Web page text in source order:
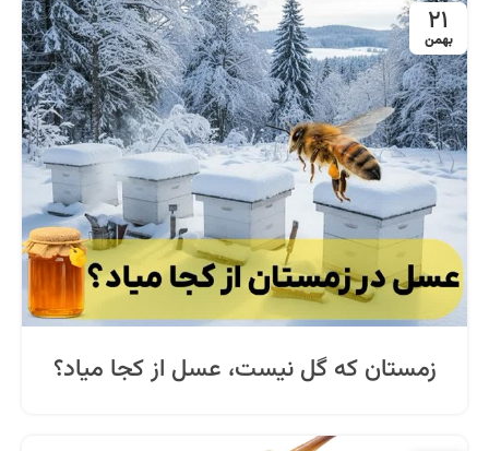
21
بهمن
زمستان که گل نیست، عسل از کجا میاد؟